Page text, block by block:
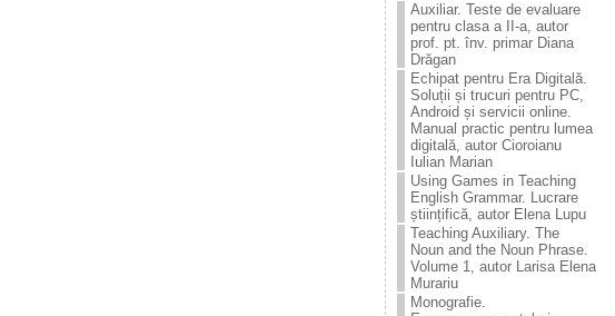
Auxiliar. Teste de evaluare
pentru clasa a II-a, autor
prof. pt. înv. primar Diana
Drăgan
Echipat pentru Era Digitală.
Soluții și trucuri pentru PC,
Android și servicii online.
Manual practic pentru lumea
digitală, autor Cioroianu
Iulian Marian
Using Games in Teaching
English Grammar. Lucrare
științifică, autor Elena Lupu
Teaching Auxiliary. The
Noun and the Noun Phrase.
Volume 1, autor Larisa Elena
Murariu
Monografie.